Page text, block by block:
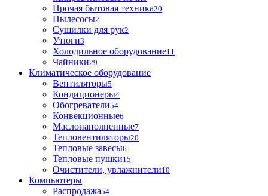
Прочая бытовая техника20
Пылесосы2
Сушилки для рук2
Утюги3
Холодильное оборудование11
Чайники29
Климатическое оборудование
Вентиляторы5
Кондиционеры4
Обогреватели54
Конвекционные6
Маслонаполненные7
Тепловентиляторы20
Тепловые завесы6
Тепловые пушки15
Очистители, увлажнители10
Компьютеры
Распродажа54